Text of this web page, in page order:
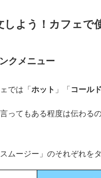
しよう！カフェで
クメニュー
では「ホット 」「コールド
ってもある程度は伝わる
ムージー」のそれぞれを